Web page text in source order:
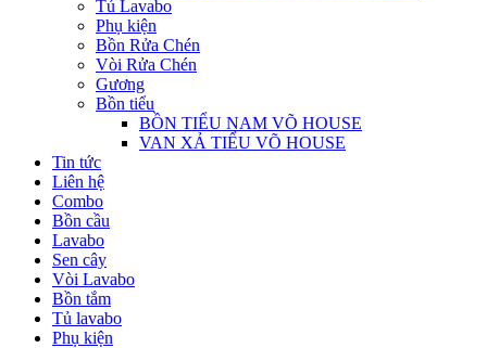
Tủ Lavabo
Phụ kiện
Bồn Rửa Chén
Vòi Rửa Chén
Gương
Bồn tiểu
BỒN TIỂU NAM VÕ HOUSE
VAN XẢ TIỂU VÕ HOUSE
Tin tức
Liên hệ
Combo
Bồn cầu
Lavabo
Sen cây
Vòi Lavabo
Bồn tắm
Tủ lavabo
Phụ kiện